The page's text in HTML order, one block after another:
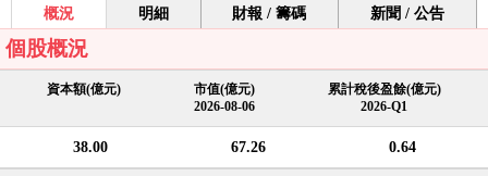
概況 明細 財報 / 籌碼 新聞 / 公告
個股概況
資本額(億元)
市值(億元)
2026-08-06
累計稅後盈餘(億元)
2026-Q1
38.00 67.26 0.64